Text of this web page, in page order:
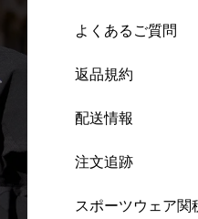
よくあるご質問
返品規約
配送情報
注文追跡
スポーツウェア関